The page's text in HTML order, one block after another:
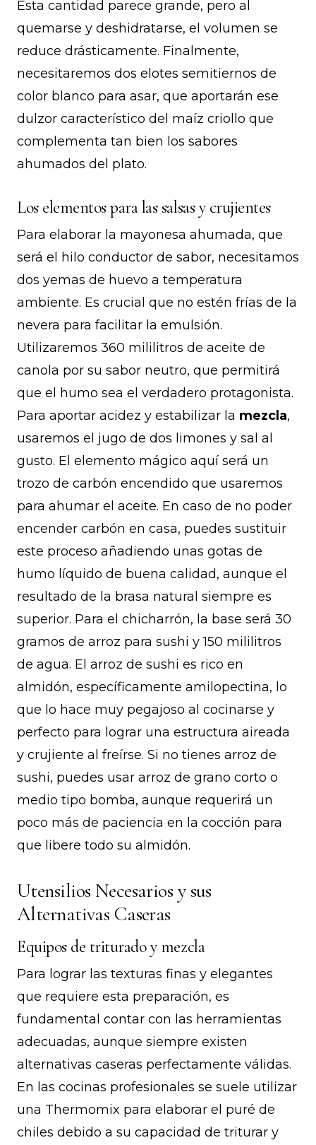
Esta cantidad parece grande, pero al
quemarse y deshidratarse, el volumen se
reduce drásticamente. Finalmente,
necesitaremos dos elotes semitiernos de
color blanco para asar, que aportarán ese
dulzor característico del maíz criollo que
complementa tan bien los sabores
ahumados del plato.
Los elementos para las salsas y crujientes
Para elaborar la mayonesa ahumada, que
será el hilo conductor de sabor, necesitamos
dos yemas de huevo a temperatura
ambiente. Es crucial que no estén frías de la
nevera para facilitar la emulsión.
Utilizaremos 360 mililitros de aceite de
canola por su sabor neutro, que permitirá
que el humo sea el verdadero protagonista.
Para aportar acidez y estabilizar la mezcla,
usaremos el jugo de dos limones y sal al
gusto. El elemento mágico aquí será un
trozo de carbón encendido que usaremos
para ahumar el aceite. En caso de no poder
encender carbón en casa, puedes sustituir
este proceso añadiendo unas gotas de
humo líquido de buena calidad, aunque el
resultado de la brasa natural siempre es
superior. Para el chicharrón, la base será 30
gramos de arroz para sushi y 150 mililitros
de agua. El arroz de sushi es rico en
almidón, específicamente amilopectina, lo
que lo hace muy pegajoso al cocinarse y
perfecto para lograr una estructura aireada
y crujiente al freírse. Si no tienes arroz de
sushi, puedes usar arroz de grano corto o
medio tipo bomba, aunque requerirá un
poco más de paciencia en la cocción para
que libere todo su almidón.
Utensilios Necesarios y sus
Alternativas Caseras
Equipos de triturado y mezcla
Para lograr las texturas finas y elegantes
que requiere esta preparación, es
fundamental contar con las herramientas
adecuadas, aunque siempre existen
alternativas caseras perfectamente válidas.
En las cocinas profesionales se suele utilizar
una Thermomix para elaborar el puré de
chiles debido a su capacidad de triturar y